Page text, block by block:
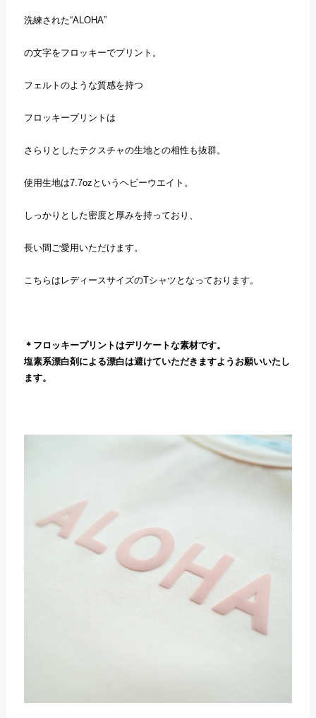
洗練された“ALOHA”
の文字をフロッキーでプリント。
フェルトのような質感を持つ
フロッキープリントは
さらりとしたテクスチャの生地との相性も抜群。
使用生地は7.7ozというヘビーウエイト。
しっかりとした密度と厚みを持っており、
長い間ご愛用いただけます。
こちらはレディースサイズのTシャツとなっております。
＊フロッキープリントはデリケートな素材です。
塩素系漂白剤による漂白は避けていただきますようお願いいたし
ます。